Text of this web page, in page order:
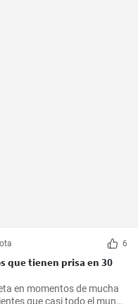
6
que tienen prisa en 30
en momentos de mucha
que casi todo el mundo